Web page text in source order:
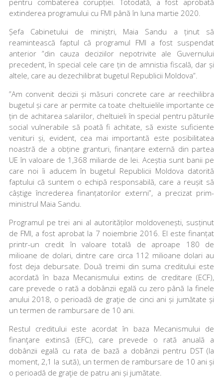
extinderea programului cu FMI până în luna martie 2020.
Șefa Cabinetului de miniștri, Maia Sandu a ținut să
reamintească faptul că programul FMI a fost suspendat
anterior ”din cauza deciziilor nepotrivite ale Guvernului
precedent, în special cele care țin de amnistia fiscală, dar și
altele, care au dezechilibrat bugetul Republicii Moldova”.
”Am convenit decizii și măsuri concrete care ar reechilibra
bugetul și care ar permite ca toate cheltuielile importante ce
țin de achitarea salariilor, cheltuieli în special pentru păturile
social vulnerabile să poată fi achitate, să existe suficiente
venituri și, evident, cea mai importantă este posibilitatea
noastră de a obține granturi, finanțare externă din partea
UE în valoare de 1,368 miliarde de lei. Aceștia sunt banii pe
care noi îi aducem în bugetul Republicii Moldova datorită
faptului că suntem o echipă responsabilă, care a reușit să
câștige încrederea finanțatorilor externi”, a precizat prim-
ministrul Maia Sandu.
Programul pe trei ani al autorităților moldovenești, susținut
de FMI, a fost aprobat la 7 noiembrie 2016. El este finanțat
printr-un credit în valoare totală de aproape 180 de
milioane de dolari, dintre care circa 112 milioane dolari au
fost deja debursate. Două treimi din suma creditului este
acordată în baza Mecanismului extins de creditare (ECF),
care prevede o rată a dobânzii egală cu zero până la finele
anului 2018, o perioadă de graţie de cinci ani și jumătate și
un termen de rambursare de 10 ani.
Restul creditului este acordat în baza Mecanismului de
finanţare extinsă (EFC), care prevede o rată anuală a
dobânzii egală cu rata de bază a dobânzii pentru DST (la
moment, 2,1 la sută), un termen de rambursare de 10 ani și
o perioadă de graţie de patru ani și jumătate.